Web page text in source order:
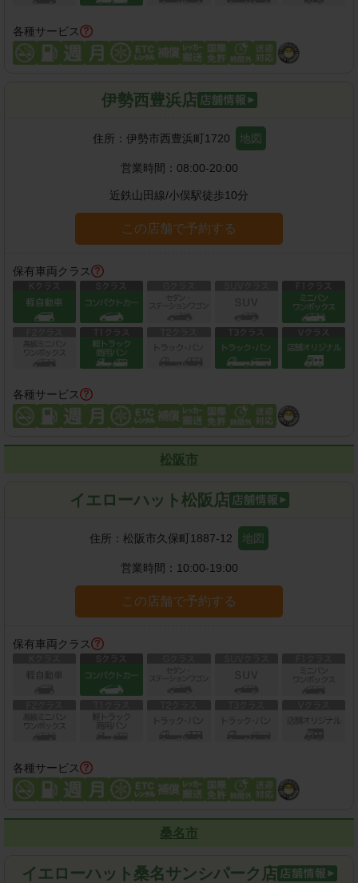
各種サービス
伊勢西豊浜店
住所： 伊勢市西豊浜町1720 地図
営業時間： 08:00-20:00
近鉄山田線/小俣駅徒歩10分
この店舗で予約する
保有車両クラス
各種サービス
松阪市
イエローハット松阪店
住所： 松阪市久保町1887-12 地図
営業時間： 10:00-19:00
この店舗で予約する
保有車両クラス
各種サービス
桑名市
イエローハット桑名サンシパーク店